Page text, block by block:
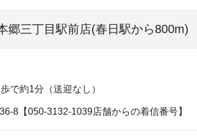
郷三丁目駅前店(春日駅から800m)
で約1分（送迎なし）
8【050-3132-1039店舗からの着信番号】